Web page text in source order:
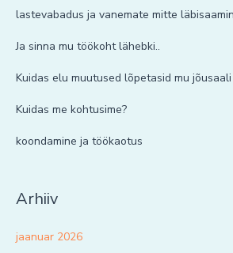
lastevabadus ja vanemate mitte
Ja sinna mu töökoht lähebki..
Kuidas elu muutused lõpetasid mu
Kuidas me kohtusime?
koondamine ja töökaotus
Arhiiv
jaanuar 2026